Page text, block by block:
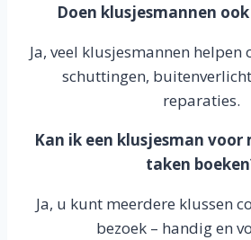
Doen klusjesmannen
Ja, veel klusjesmannen
schuttingen,
reparaties.
Kan ik een klusjesman voor
taken
Ja, u kunt meerdere klussen
bezoek – handig en